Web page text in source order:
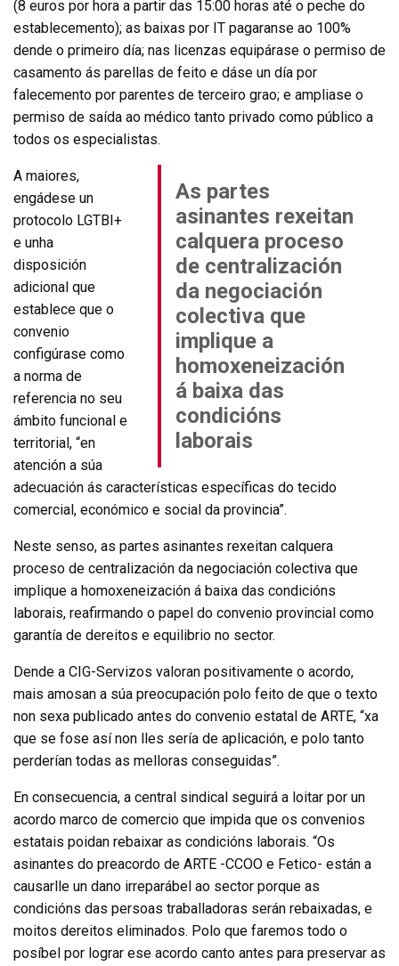
(8 euros por hora a partir das 15:00 horas até o peche do
establecemento); as baixas por IT pagaranse ao 100%
dende o primeiro día; nas licenzas equipárase o permiso de
casamento ás parellas de feito e dáse un día por
falecemento por parentes de terceiro grao; e ampliase o
permiso de saída ao médico tanto privado como público a
todos os especialistas.
As partes
asinantes rexeitan
calquera proceso
de centralización
da negociación
colectiva que
implique a
homoxeneización
á baixa das
condicións
laborais
A maiores,
engádese un
protocolo LGTBI+
e unha
disposición
adicional que
establece que o
convenio
configúrase como
a norma de
referencia no seu
ámbito funcional e
territorial, “en
atención a súa
adecuación ás características específicas do tecido
comercial, económico e social da provincia”.
Neste senso, as partes asinantes rexeitan calquera
proceso de centralización da negociación colectiva que
implique a homoxeneización á baixa das condicións
laborais, reafirmando o papel do convenio provincial como
garantía de dereitos e equilibrio no sector.
Dende a CIG-Servizos valoran positivamente o acordo,
mais amosan a súa preocupación polo feito de que o texto
non sexa publicado antes do convenio estatal de ARTE, “xa
que se fose así non lles sería de aplicación, e polo tanto
perderían todas as melloras conseguidas”.
En consecuencia, a central sindical seguirá a loitar por un
acordo marco de comercio que impida que os convenios
estatais poidan rebaixar as condicións laborais. “Os
asinantes do preacordo de ARTE -CCOO e Fetico- están a
causarlle un dano irreparábel ao sector porque as
condicións das persoas traballadoras serán rebaixadas, e
moitos dereitos eliminados. Polo que faremos todo o
posíbel por lograr ese acordo canto antes para preservar as